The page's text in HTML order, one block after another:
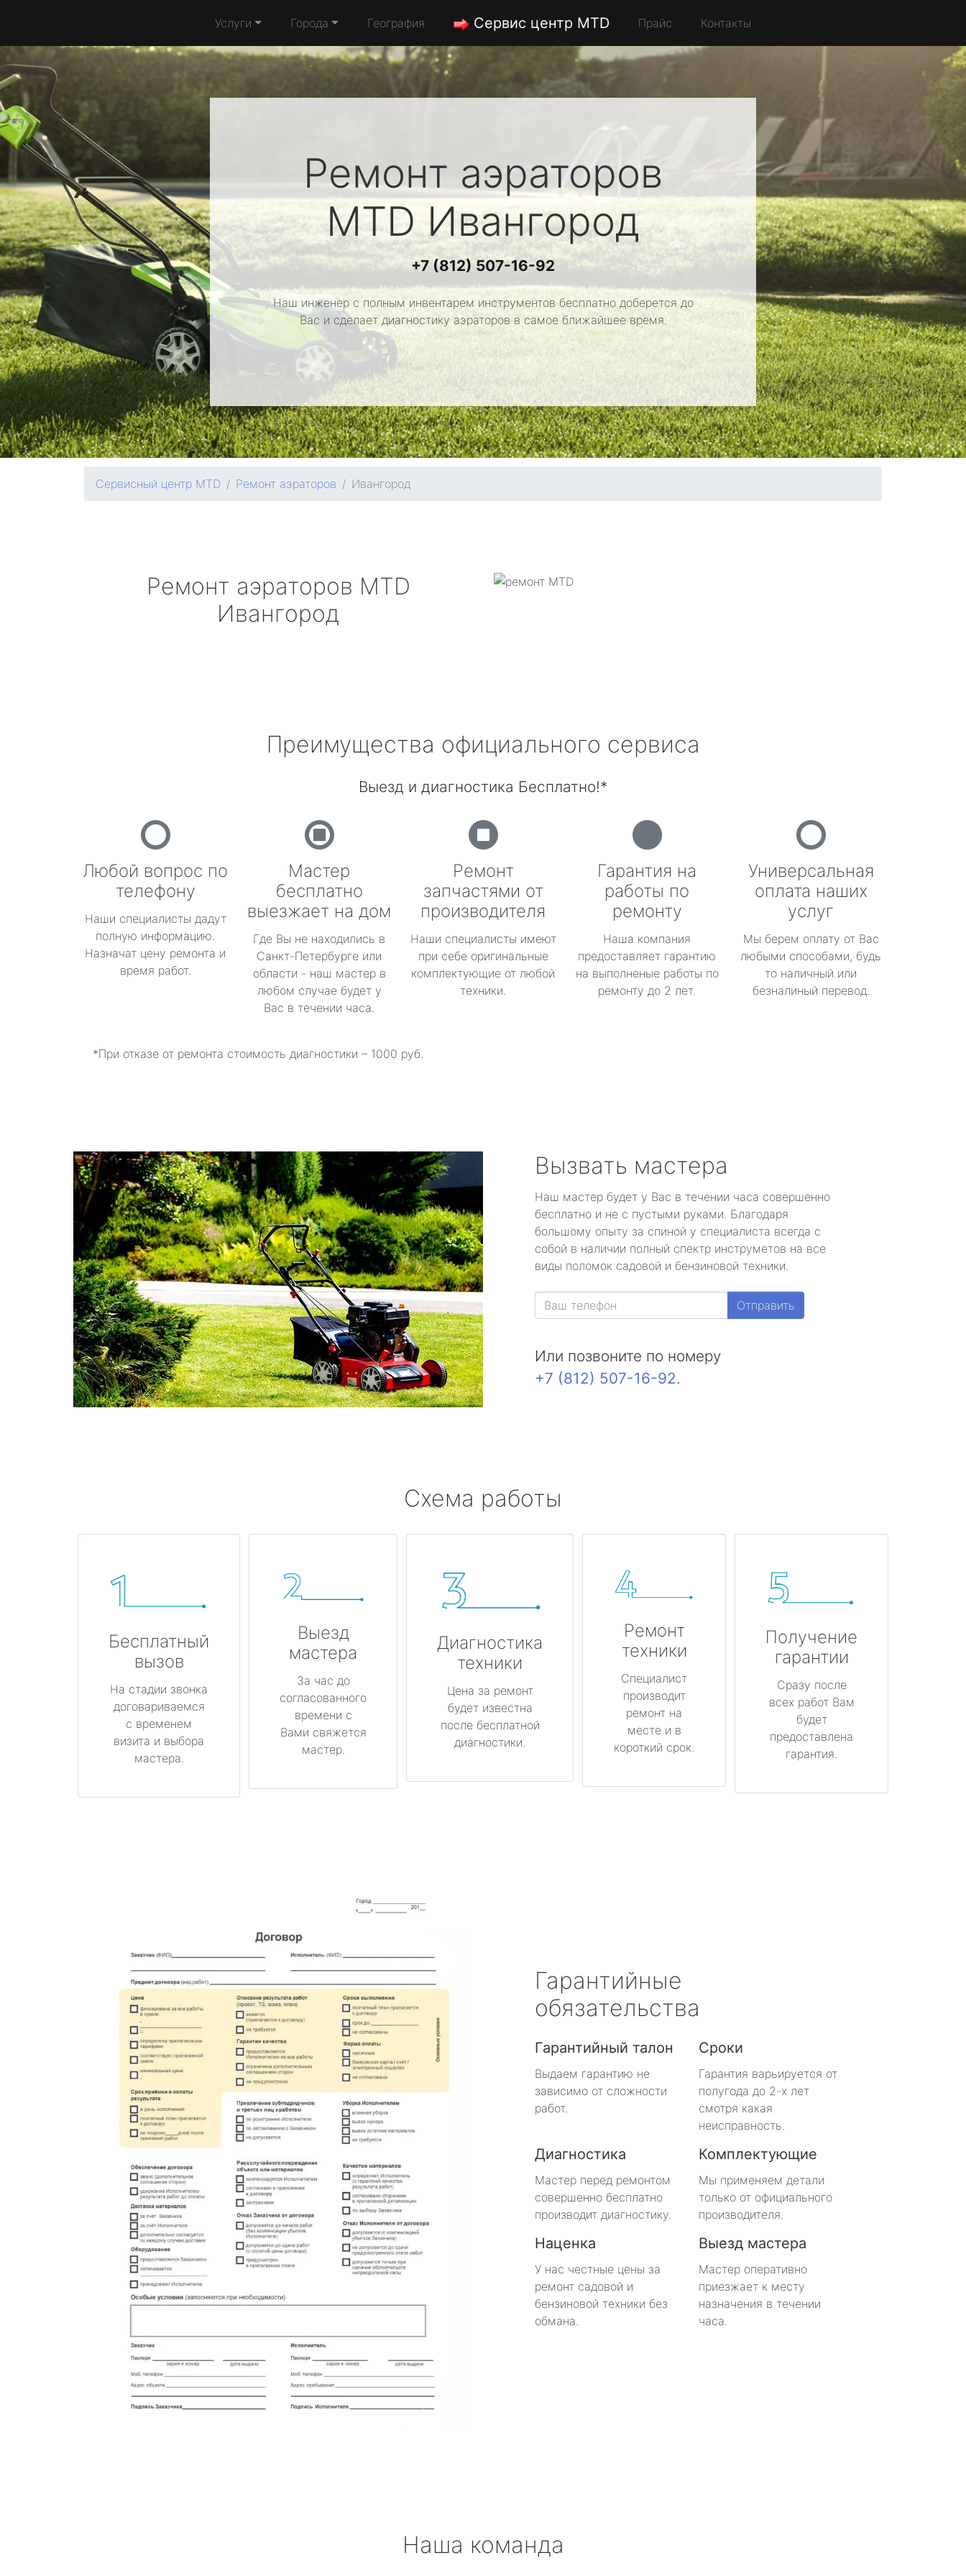
Услуги Города География Сервис центр MTD Прайс Контакты
Ремонт аэраторов
MTDИвангород
+7 (812) 507-16-92
Наш инженер с полным инвентарем инструментов бесплатно доберется до
Вас и сделает диагностику аэраторов в самое ближайшее время.
Сервисный центр MTD Ремонт аэраторов Ивангород
Ремонт аэраторов MTD
Ивангород
Преимущества официального сервиса
Выезд и диагностика Бесплатно!*
Любой вопрос по
телефону
Наши специалисты дадут
полную информацию.
Назначат цену ремонта и
время работ.
Мастер
бесплатно
выезжает на дом
Где Вы не находились в
Санкт-Петербурге или
области - наш мастер в
любом случае будет у
Вас в течении часа.
Ремонт
запчастями от
производителя
Наши специалисты имеют
при себе оригинальные
комплектующие от любой
техники.
Гарантия на
работы по
ремонту
Наша компания
предоставляет гарантию
на выполненые работы по
ремонту до 2 лет.
Универсальная
оплата наших
услуг
Мы берем оплату от Вас
любыми способами, будь
то наличный или
безналиный перевод.
*При отказе от ремонта стоимость диагностики – 1000 руб.
Вызвать мастера
Наш мастер будет у Вас в течении часа совершенно
бесплатно и не с пустыми руками. Благодаря
большому опыту за спиной у специалиста всегда с
собой в наличии полный спектр инструметов на все
виды поломок садовой и бензиновой техники.
Отправить
Или позвоните по номеру
+7 (812) 507-16-92.
Схема работы
Бесплатный
вызов
На стадии звонка
договариваемся
с временем
визита и выбора
мастера.
Выезд
мастера
За час до
согласованного
времени с
Вами свяжется
мастер.
Диагностика
техники
Цена за ремонт
будет известна
после бесплатной
диагностики.
Ремонт
техники
Специалист
производит
ремонт на
месте и в
короткий срок.
Получение
гарантии
Сразу после
всех работ Вам
будет
предоставлена
гарантия.
Гарантийные
обязательства
Гарантийный талон
Выдаем гарантию не
зависимо от сложности
работ.
Сроки
Гарантия варьируется от
полугода до 2-х лет
смотря какая
неисправность.
Диагностика
Мастер перед ремонтом
совершенно бесплатно
производит диагностику.
Комплектующие
Мы применяем детали
только от официального
производителя.
Наценка
У нас честные цены за
ремонт садовой и
бензиновой техники без
обмана.
Выезд мастера
Мастер оперативно
приезжает к месту
назначения в течении
часа.
Наша команда